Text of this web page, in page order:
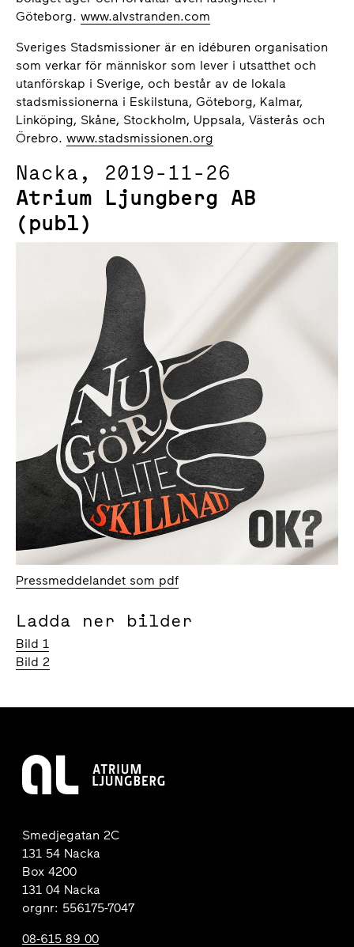
Göteborg. www.alvstranden.com
Sveriges Stadsmissioner är en idéburen organisation
som verkar för människor som lever i utsatthet och
utanförskap i Sverige, och består av de lokala
stadsmissionerna i Eskilstuna, Göteborg, Kalmar,
Linköping, Skåne, Stockholm, Uppsala, Västerås och
Örebro. www.stadsmissionen.org
N​acka, 2019-11-26
Atrium Ljungberg AB
(publ)
Pressmeddelandet som pdf
Ladda ner bilder
Bild 1
Bild 2
Smedjegatan 2C
131 54 Nacka
Box 4200
131 04 Nacka
orgnr: 556175-7047
08-615 89 00